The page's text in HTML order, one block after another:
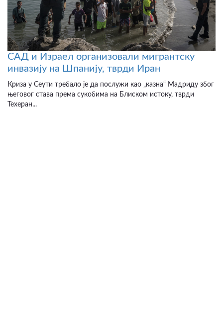
САД и Израел организовали мигрантску
инвазију на Шпанију, тврди Иран
Криза у Сеути требало је да послужи као „казна“ Мадриду због
његовог става према сукобима на Блиском истоку, тврди
Техеран...